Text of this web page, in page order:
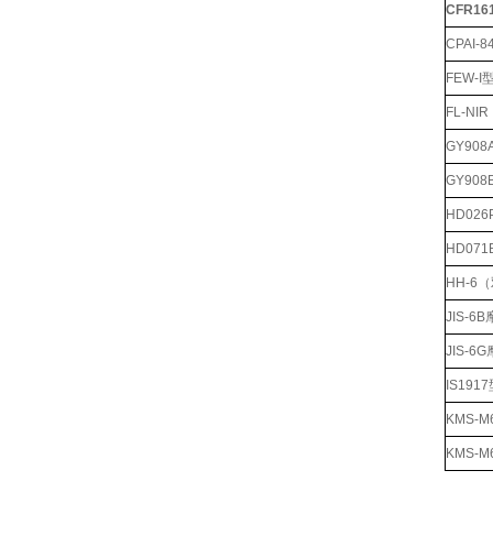
CPAI-
FEW-I
FL-
HH-6
JIS-6B
JIS-6G
KMS-
KMS-